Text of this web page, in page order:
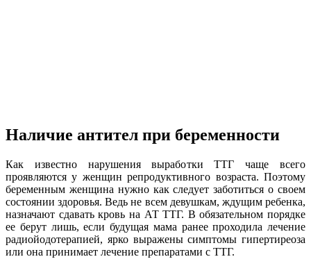
Наличие антител при беременности
Как известно нарушения выработки ТТГ чаще всего
проявляются у женщин репродуктивного возраста. Поэтому
беременным женщина нужно как следует заботиться о своем
состоянии здоровья. Ведь не всем девушкам, ждущим ребенка,
назначают сдавать кровь на АТ ТТГ. В обязательном порядке
ее берут лишь, если будущая мама ранее проходила лечение
радиойодотерапией, ярко выражены симптомы гипертиреоза
или она принимает лечение препаратами с ТТГ.